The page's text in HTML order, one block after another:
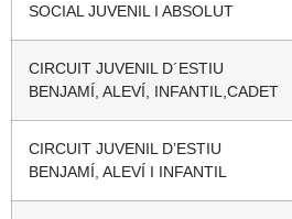
SOCIAL JUVENIL I ABSOLUT
CIRCUIT JUVENIL D´ESTIU
BENJAMÍ, ALEVÍ, INFANTIL,CADET
CIRCUIT JUVENIL D’ESTIU
BENJAMÍ, ALEVÍ I INFANTIL